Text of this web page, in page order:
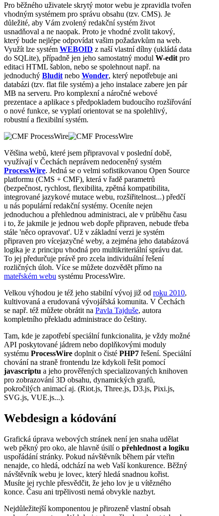
Pro běžného uživatele skrytý motor webu je zpravidla tvořen
vhodným systémem pro správu obsahu (tzv. CMS). Je
důležité, aby Vám zvolený redakční systém život
usnadňoval a ne naopak. Proto je vhodné zvolit takový,
který bude nejlépe odpovídat vašim požadavkům na web.
Využít lze systém WEBOID z naší vlastní dílny (ukládá data
do SQLite), případně jen jeho samostatný modul W-edit pro
editaci HTML šablon, nebo se spolehnout např. na
jednoduchý Bludit nebo Wonder, který nepotřebuje ani
databázi (tzv. flat file systém) a jeho instalace zabere jen pár
MB na serveru. Pro komplexní a náročné webové
prezentace a aplikace s předpokladem budoucího rozšiřování
o nové funkce, se vyplatí orientovat se na spolehlivý,
robustní a flexibilní systém.
Většina webů, které jsem připravoval v poslední době,
využívají v Čechách neprávem nedoceněný systém
ProcessWire. Jedná se o velmi sofistikovanou Open Source
platformu (CMS + CMF), která v řadě parametrů
(bezpečnost, rychlost, flexibilita, zpětná kompatibilita,
integrované jazykové mutace webu, rozšiřitelnost...) předčí
u nás populární redakční systémy. Oceníte nejen
jednoduchou a přehlednou administraci, ale v průběhu času
i to, že jakmile je jednou web dopře připraven, nebude třeba
stále 'něco opravovat'. Už v základní verzi je systém
připraven pro vícejazyčné weby, a zejména jeho databázová
logika je z principu vhodná pro multikriteriální správu dat.
To jej předurčuje právě pro zcela individuální řešení
rozličných úloh. Více se můžete dozvědět přímo na
mateřském webu systému ProcessWire.
Velkou výhodou je též jeho stabilní vývoj již od roku 2010,
kultivovaná a erudovaná vývojářská komunita. V Čechách
se např. též můžete obrátit na Pavla Tajduše, autora
kompletního překladu administrace do češtiny.
Tam, kde je zapotřebí speciální funkcionalita, je vždy možné
API poskytované jádrem nebo doplňkovými moduly
systému ProcessWire doplnit o čisté PHP7 řešení. Speciální
chování na straně frontendu lze kdykoli řešit pomocí
javascriptu a jeho prověřených specializovaných knihoven
pro zobrazování 3D obsahu, dynamických grafů,
pokročilých animací aj. (Riot.js, Three.js, D3.js, Pixi.js,
SVG.js, VUE.js...).
Webdesign a kódování
Grafická úprava webových stránek není jen snaha udělat
web pěkný pro oko, ale hlavně úsilí o přehlednost a logiku
uspořádání stránky. Pokud návštěvník během pár vteřin
nenajde, co hledá, odchází na web Vaší konkurence. Běžný
návštěvník webu je lovec, který hledá snadnou kořist.
Musíte jej rychle přesvědčit, že jeho lov je u vítězného
konce. Času ani trpělivosti nemá obvykle nazbyt.
Nejdůležitejší komponentou je přirozeně vlastní obsah